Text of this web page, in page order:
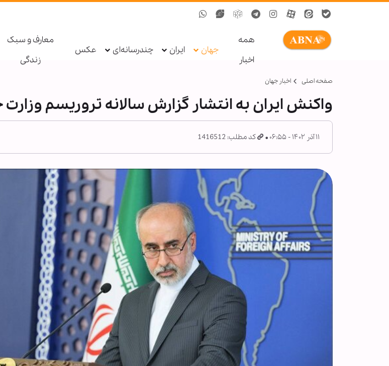
همه
اخبار
جهان ایران چندرسانه‌ای عکس
معارف و سبک
زندگی
صفحه اصلی اخبار جهان
واکنش ایران به انتشار گزارش سالانه تروریسم وزارت
۱۱ آذر ۱۴۰۲ - ۰۶:۵۵ کد مطلب: 1416512
اذعان